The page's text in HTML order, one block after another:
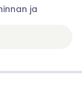
ja